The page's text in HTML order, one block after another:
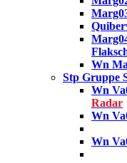
Wn
Stp Gruppe
Wn
Radar
Wn
Wn